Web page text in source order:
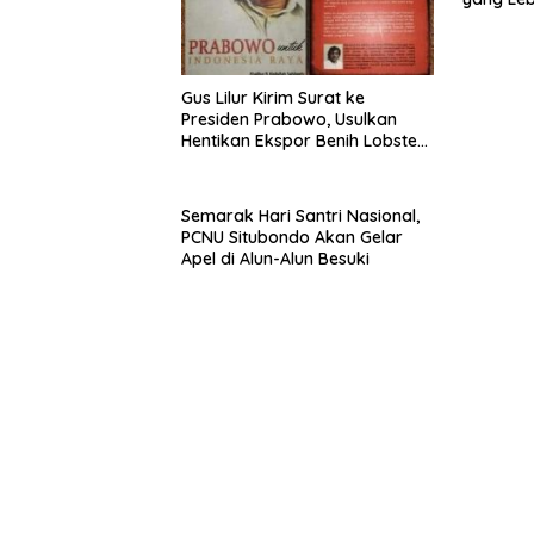
Gus Lilur Kirim Surat ke
Presiden Prabowo, Usulkan
Hentikan Ekspor Benih Lobster
Semarak Hari Santri Nasional,
PCNU Situbondo Akan Gelar
Apel di Alun-Alun Besuki